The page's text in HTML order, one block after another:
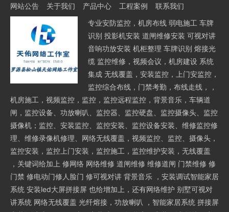
网站公告 关于我们 产品中心 工程案例
联系我们
专业安防监控，机房布线 弱电施工 车牌
识别 投影机安装 道闸维修安装 可视对讲
音响功放安装 机柜整理 车牌识别 熔接光
缆 监控维修，视频会议，机房建设 系统
集成 无线覆盖，安装监控，上门安监控，
监控综合布线，门禁考勤，布线走线，，
机房施工，视频监控，监控，监控远程监控，背景音乐，车辆道
闸，监控设备、功放喇叭、监控器、监控硬盘、监控摄像头、监控
摄像机；监控、安装监控、监控安装、监控设备安装、维修监控修
理、维修录像机修理、网络无线覆盖，视频监控、监控、摄像头，
监控安装，监控上门安装，监控施工，监控维护安装，无线覆盖
，关键词给加上 修网络 网络维修 道闸维修 维修道闸 门禁维修 修
门禁 修电动门修人脸门 修可视对讲 背景音乐 ，安装调试智能家居
系统 安装led大屏拼接屏 也给增加上，还有网络维护 别墅可视对
讲系统 网络无线覆盖 光纤熔接，功放喇叭 ，智能家居系统 拼接屏